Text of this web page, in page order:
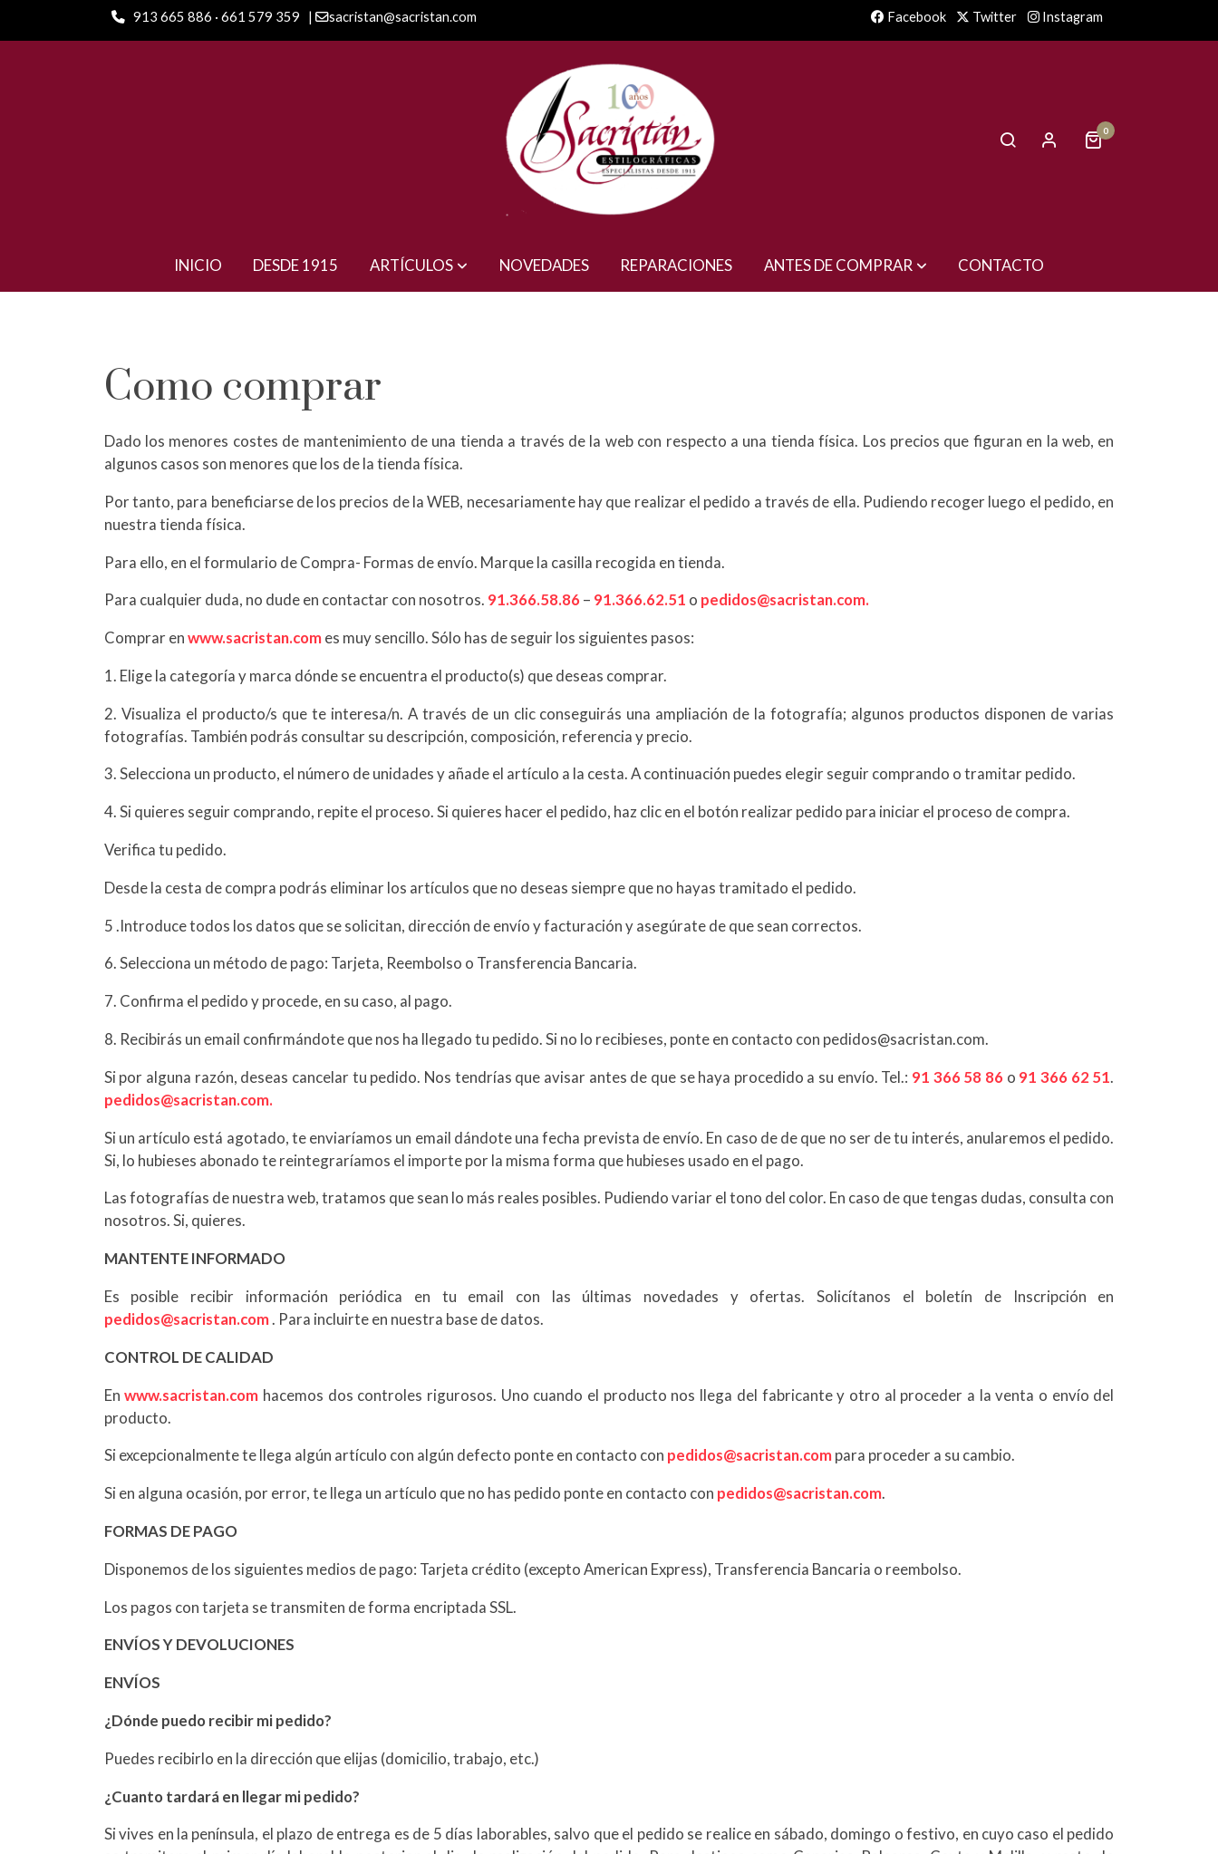
913 665 886 · 661 579 359 | sacristan@sacristan.com Facebook Twitter Instagram
0
INICIO DESDE 1915 ARTÍCULOS NOVEDADES REPARACIONES ANTES DE COMPRAR CONTACTO
Como comprar
Dado los menores costes de mantenimiento de una tienda a través de la web con respecto a una tienda física. Los precios que figuran en la web, en
algunos casos son menores que los de la tienda física.
Por tanto, para beneficiarse de los precios de la WEB, necesariamente hay que realizar el pedido a través de ella. Pudiendo recoger luego el pedido, en
nuestra tienda física.
Para ello, en el formulario de Compra- Formas de envío. Marque la casilla recogida en tienda.
Para cualquier duda, no dude en contactar con nosotros. 91.366.58.86 – 91.366.62.51 o pedidos@sacristan.com.
Comprar enwww.sacristan.comes muy sencillo. Sólo has de seguir los siguientes pasos:
1. Elige la categoría y marca dónde se encuentra el producto(s) que deseas comprar.
2. Visualiza el producto/s que te interesa/n. A través de un clic conseguirás una ampliación de la fotografía; algunos productos disponen de varias
fotografías. También podrás consultar su descripción, composición, referencia y precio.
3. Selecciona un producto, el número de unidades y añade el artículo a la cesta. A continuación puedes elegir seguir comprando o tramitar pedido.
4. Si quieres seguir comprando, repite el proceso. Si quieres hacer el pedido, haz clic en el botón realizar pedido para iniciar el proceso de compra.
Verifica tu pedido.
Desde la cesta de compra podrás eliminar los artículos que no deseas siempre que no hayas tramitado el pedido.
5 .Introduce todos los datos que se solicitan, dirección de envío y facturación y asegúrate de que sean correctos.
6. Selecciona un método de pago: Tarjeta, Reembolso o Transferencia Bancaria.
7. Confirma el pedido y procede, en su caso, al pago.
8. Recibirás un email confirmándote que nos ha llegado tu pedido. Si no lo recibieses, ponte en contacto con pedidos@sacristan.com.
Si por alguna razón, deseas cancelar tu pedido. Nos tendrías que avisar antes de que se haya procedido a su envío. Tel.: 91 366 58 86 o 91 366 62 51.
pedidos@sacristan.com.
Si un artículo está agotado, te enviaríamos un email dándote una fecha prevista de envío. En caso de de que no ser de tu interés, anularemos el pedido.
Si, lo hubieses abonado te reintegraríamos el importe por la misma forma que hubieses usado en el pago.
Las fotografías de nuestra web, tratamos que sean lo más reales posibles. Pudiendo variar el tono del color. En caso de que tengas dudas, consulta con
nosotros. Si, quieres.
MANTENTE INFORMADO
Es posible recibir información periódica en tu email con las últimas novedades y ofertas. Solicítanos el boletín de Inscripción en
pedidos@sacristan.com. Para incluirte en nuestra base de datos.
CONTROL DE CALIDAD
Enwww.sacristan.com hacemos dos controles rigurosos. Uno cuando el producto nos llega del fabricante y otro al proceder a la venta o envío del
producto.
Si excepcionalmente te llega algún artículo con algún defecto ponte en contacto con pedidos@sacristan.compara proceder a su cambio.
Si en alguna ocasión, por error, te llega un artículo que no has pedido ponte en contacto con pedidos@sacristan.com.
FORMAS DE PAGO
Disponemos de los siguientes medios de pago: Tarjeta crédito (excepto American Express), Transferencia Bancaria o reembolso.
Los pagos con tarjeta se transmiten de forma encriptada SSL.
ENVÍOS Y DEVOLUCIONES
ENVÍOS
¿Dónde puedo recibir mi pedido?
Puedes recibirlo en la dirección que elijas (domicilio, trabajo, etc.)
¿Cuanto tardará en llegar mi pedido?
Si vives en la península, el plazo de entrega es de 5 días laborables, salvo que el pedido se realice en sábado, domingo o festivo, en cuyo caso el pedido